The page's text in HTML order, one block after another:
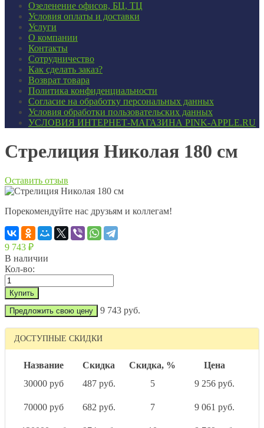
Озеленение офисов, БЦ, ТЦ
Условия оплаты и доставки
Услуги
О компании
Контакты
Сотрудничество
Как сделать заказ?
Возврат товара
Политика конфиденциальности
Согласие ​на обработку персональных данных
Условия обработки пользовательских данных
УСЛОВИЯ ИНТЕРНЕТ-МАГАЗИНА PINK-APPLE.RU
Стрелиция Николая 180 см
Оставить отзыв
Порекомендуйте нас друзьям и коллегам!
9 743 ₽
В наличии
Кол-во:
Предложить свою цену 9 743 руб.
ДОСТУПНЫЕ СКИДКИ
Название Скидка Скидка, %
Цена
30000 руб
487 руб. 5 9 256 руб.
70000 руб 682 руб. 7 9 061 руб.